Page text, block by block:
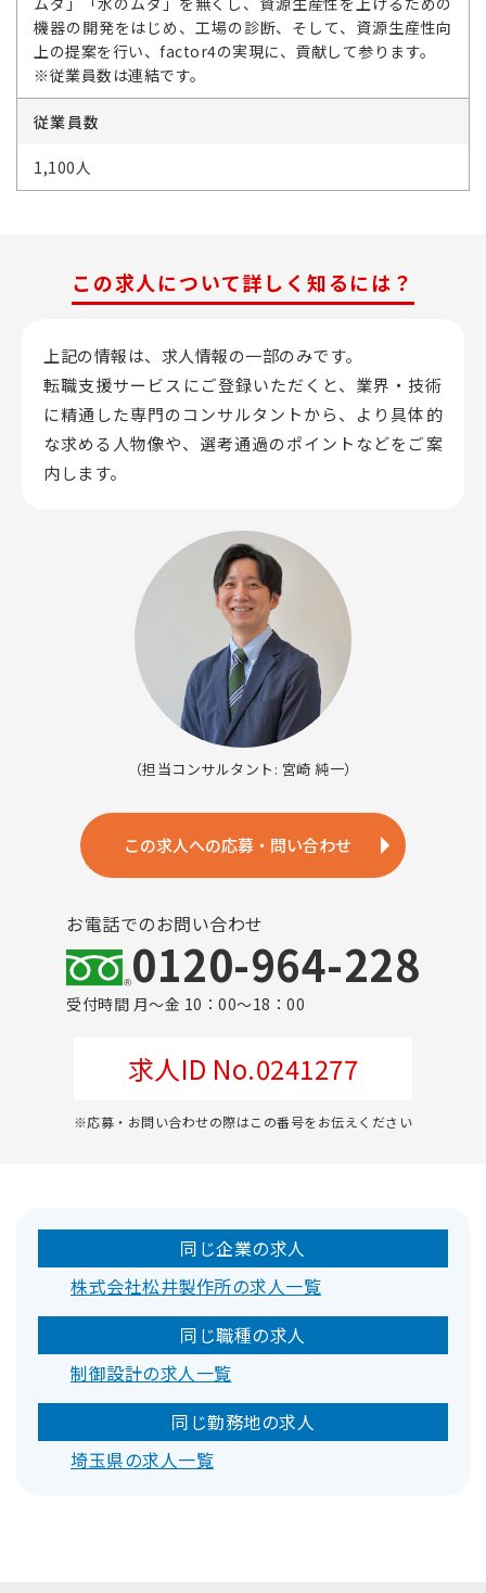
機器の開発をはじめ、工場の診断、そして、資源生産性向
上の提案を行い、factor4の実現に、貢献して参ります。
※従業員数は連結です。
従業員数
1,100人
この求人について詳しく知るには？
上記の情報は、求人情報の一部のみです。
転職支援サービスにご登録いただくと、業界・技術
に精通した専門のコンサルタントから、 より具体的
な求める人物像や、選考通過のポイントなどをご案
内します。
（担当コンサルタント: 宮崎 純一）
この求人への応募・問い合わせ
お電話でのお問い合わせ
0120-964-228
受付時間 月～金 10：00～18：00
求人ID No.0241277
※応募・お問い合わせの際はこの番号をお伝えください
同じ企業の求人
株式会社松井製作所の求人一覧
同じ職種の求人
制御設計の求人一覧
同じ勤務地の求人
埼玉県の求人一覧